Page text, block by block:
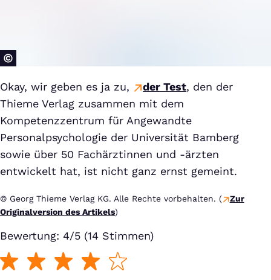
Okay, wir geben es ja zu, der Test, den der
Thieme Verlag zusammen mit dem
Kompetenzzentrum für Angewandte
Personalpsychologie der Universität Bamberg
sowie über 50 Fachärztinnen und -ärzten
entwickelt hat, ist nicht ganz ernst gemeint.
© Georg Thieme Verlag KG. Alle Rechte vorbehalten. (
Zur
Originalversion des Artikels)
Bewertung: 4/5 (14 Stimmen)